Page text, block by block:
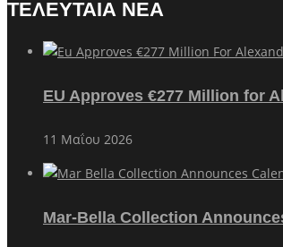
ΤΕΛΕΥΤΑΙΑ ΝΕΑ
EU Approves €277 Million for
11 Μαΐου 2026
Mar-Bella Collection